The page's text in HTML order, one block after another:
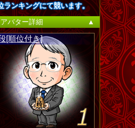
ランキングにて競います。
アバター詳細
▲
[順位付き]